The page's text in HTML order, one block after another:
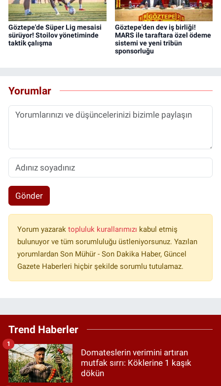
Göztepe'de Süper Lig mesaisi
sürüyor! Stoilov yönetiminde
taktik çalışma
Göztepe'den dev iş birliği!
MARS ile taraftara özel ödeme
sistemi ve yeni tribün
sponsorluğu
Yorumlar
Gönder
Yorum yazarak topluluk kurallarımızı kabul etmiş
bulunuyor ve tüm sorumluluğu üstleniyorsunuz. Yazılan
yorumlardan Son Mühür - Son Dakika Haber, Güncel
Gazete Haberleri hiçbir şekilde sorumlu tutulamaz.
Trend Haberler
Domateslerin verimini artıran
mutfak sırrı: Köklerine 1 kaşık
dökün
1